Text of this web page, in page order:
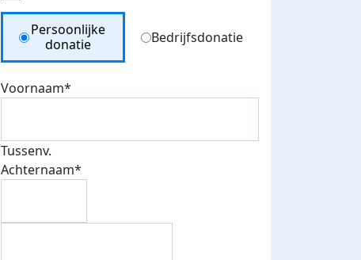
Donation Type
Persoonlijke
donatie
Bedrijfsdonatie
Voornaam*
Tussenv.
Achternaam*